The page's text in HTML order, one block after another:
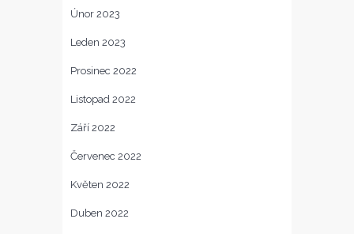
Únor 2023
Leden 2023
Prosinec 2022
Listopad 2022
Září 2022
Červenec 2022
Květen 2022
Duben 2022